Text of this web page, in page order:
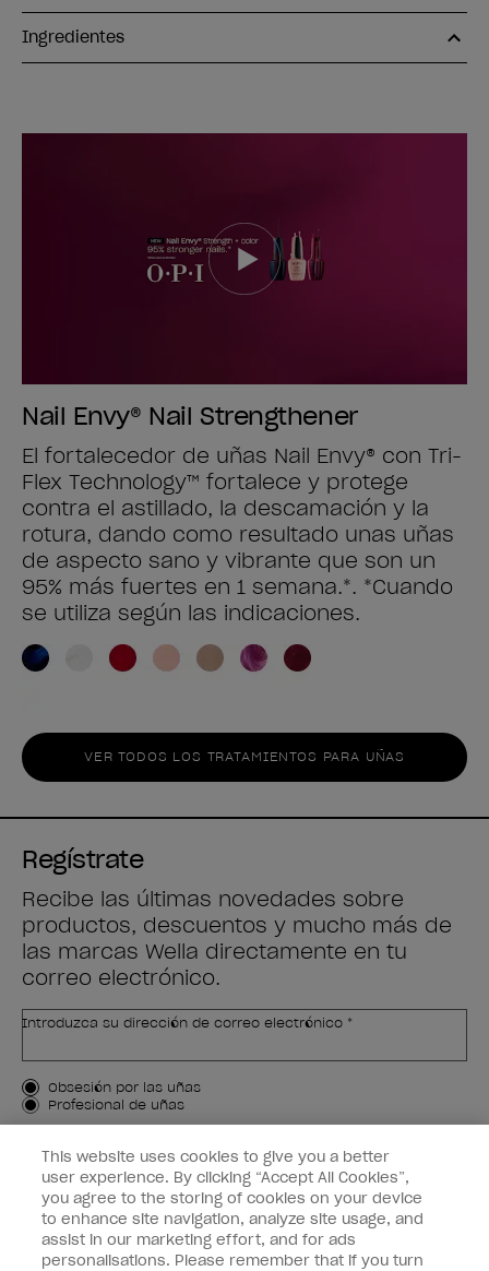
Ingredientes
Nail Envy® Nail Strengthener
El fortalecedor de uñas Nail Envy® con Tri-
Flex Technology™ fortalece y protege
contra el astillado, la descamación y la
rotura, dando como resultado unas uñas
de aspecto sano y vibrante que son un
95% más fuertes en 1 semana.*. *Cuando
se utiliza según las indicaciones.
VER TODOS LOS TRATAMIENTOS PARA UÑAS
Regístrate
Recibe las últimas novedades sobre
productos, descuentos y mucho más de
las marcas Wella directamente en tu
correo electrónico.
Introduzca su dirección de correo electrónico *
Tipo de cliente
Obsesión por las uñas
Profesional de uñas
APÚNTAME
Customer Information
Connect with OPI
This website uses cookies to give you a better
user experience. By clicking “Accept All Cookies”,
you agree to the storing of cookies on your device
to enhance site navigation, analyze site usage, and
assist in our marketing effort, and for ads
personalisations. Please remember that if you turn